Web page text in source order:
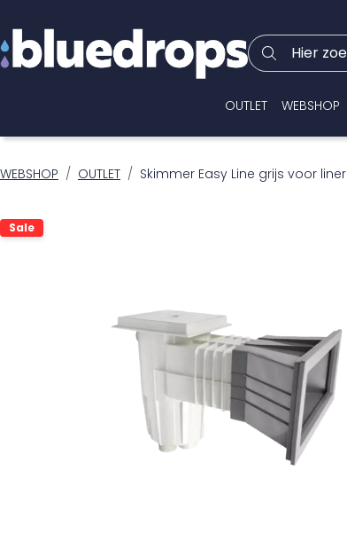
Hier zoeken
OUTLET WEBSHOP
WEBSHOP OUTLET Skimmer Easy Line grijs voor liner
Sale